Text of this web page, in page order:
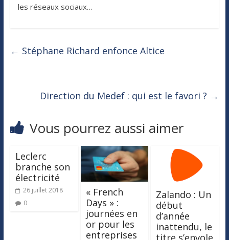
les réseaux sociaux…
← Stéphane Richard enfonce Altice
Direction du Medef : qui est le favori ? →
Vous pourrez aussi aimer
Leclerc
branche son
électricité
26 juillet 2018
0
« French
Days » :
journées en
or pour les
entreprises
Zalando : Un
début
d’année
inattendu, le